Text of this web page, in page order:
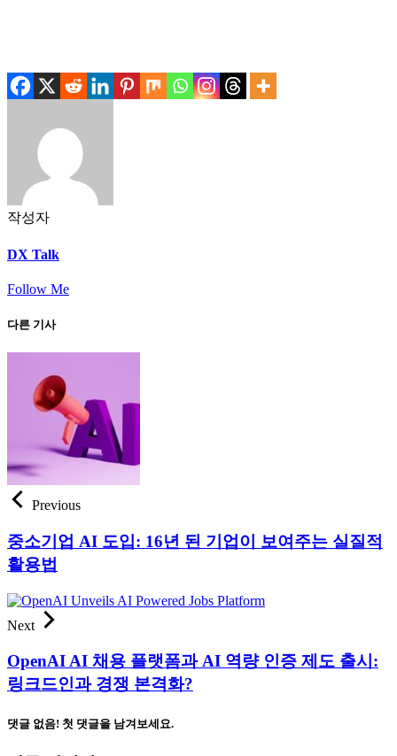
작성자
DX Talk
Follow Me
다른 기사
Previous
중소기업 AI 도입: 16년 된 기업이 보여주는 실질적
활용법
Next
OpenAI AI 채용 플랫폼과 AI 역량 인증 제도 출시:
링크드인과 경쟁 본격화?
댓글 없음! 첫 댓글을 남겨보세요.